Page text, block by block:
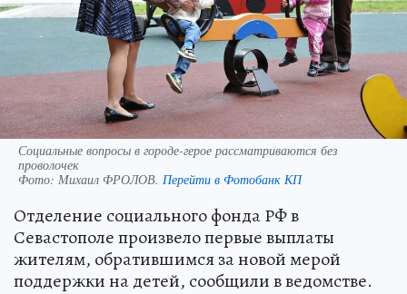
Социальные вопросы в городе-герое рассматриваются без
проволочек
Фото: Михаил ФРОЛОВ. Перейти в Фотобанк КП
Отделение социального фонда РФ в
Севастополе произвело первые выплаты
жителям, обратившимся за новой мерой
поддержки на детей, сообщили в ведомстве.